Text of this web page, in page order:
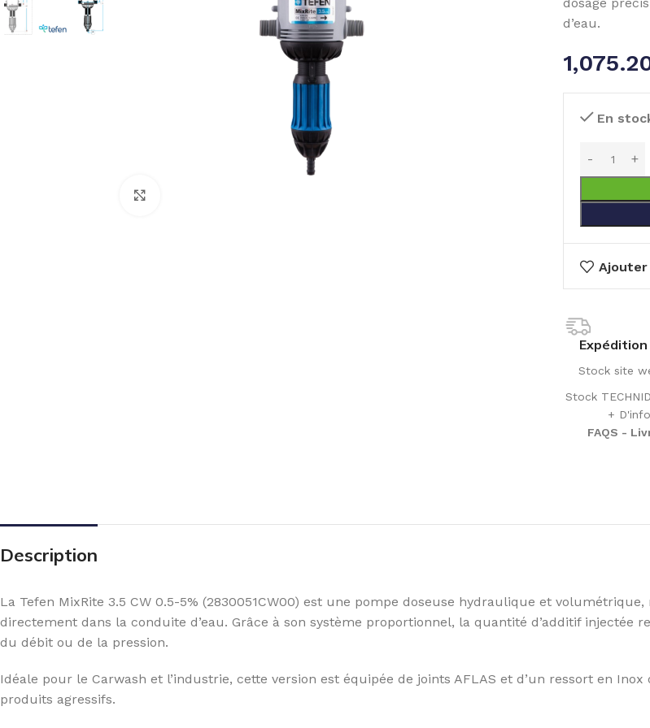
d’eau.
En
Stock site
Stock
+
FAQS -
Description
La Tefen MixRite 3.5 CW 0.5-5% (2830051CW00) est une pompe doseuse hydraulique et
directement dans la conduite d’eau. Grâce à son système proportionnel, la quantité d’additif injectée
du débit ou de la pression.
Idéale pour le Carwash et l’industrie, cette version est équipée de joints AFLAS et d’un ressort en
produits agressifs.